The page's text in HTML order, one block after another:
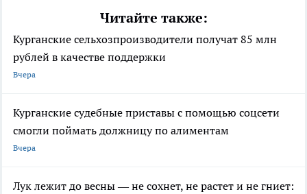
Читайте также:
Курганские сельхозпроизводители получат 85 млн
рублей в качестве поддержки
Вчера
Курганские судебные приставы с помощью соцсети
смогли поймать должницу по алиментам
Вчера
Лук лежит до весны — не сохнет, не растет и не гниет: